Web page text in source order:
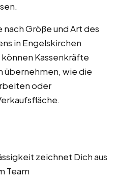
Größe und Art des
in Engelskirchen
Kassenkräfte
übernehmen, wie die
oder
zeichnet Dich aus
Team